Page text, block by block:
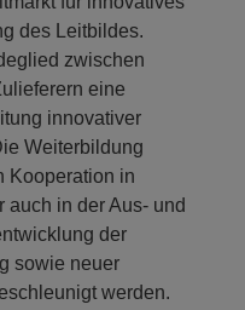
des Leitbildes.
zwischen
eine
innovativer
Weiterbildung
Kooperation in
auch in der Aus- und
der
sowie neuer
werden.